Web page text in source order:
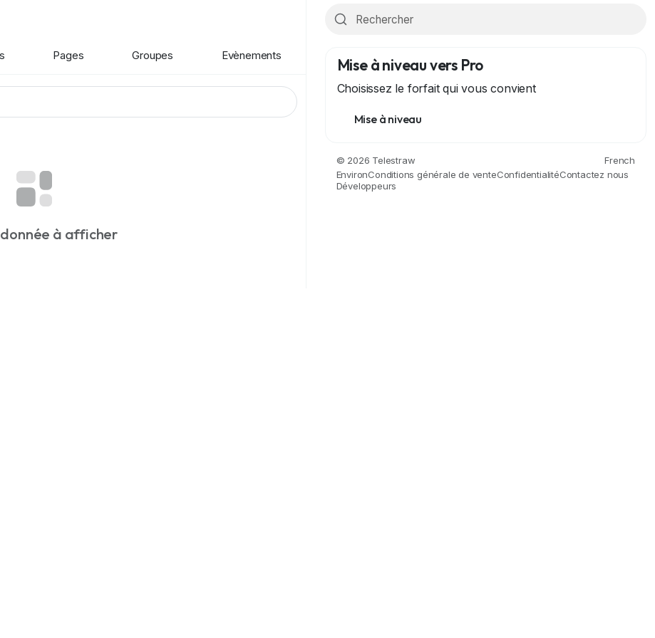
Pages Groupes Evènements
donnée à afficher
Mise à niveau vers Pro
Choisissez le forfait qui vous convient
Mise à niveau
© 2026 Telestraw
French
EnvironConditions générale de venteConfidentialitéContactez nous
Développeurs